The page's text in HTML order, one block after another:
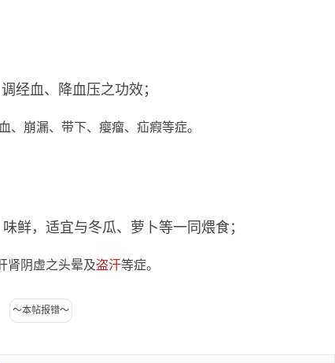
经血、降血压之功效；
、崩漏、带下、瘿瘤、疝瘕等症。
鲜，适宜与冬瓜、萝卜等一同煨食；
肾阴虚之头晕及盗汗等症。